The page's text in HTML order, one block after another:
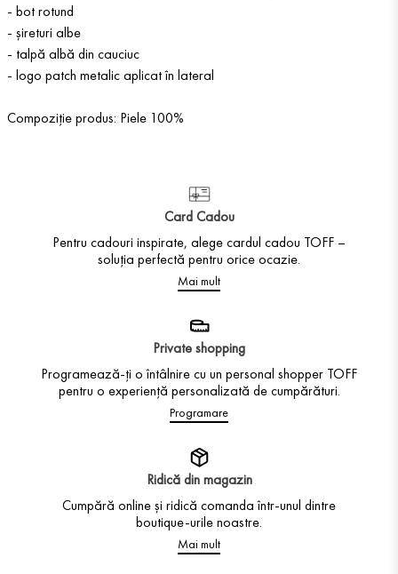
- bot rotund
- șireturi albe
- talpă albă din cauciuc
- logo patch metalic aplicat în lateral
Compoziție produs: Piele 100%
Card Cadou
Pentru cadouri inspirate, alege cardul cadou TOFF –
soluția perfectă pentru orice ocazie.
Mai mult
Private shopping
Programează-ți o întâlnire cu un personal shopper TOFF
pentru o experiență personalizată de cumpărături.
Programare
Ridică din magazin
Cumpără online și ridică comanda într-unul dintre
boutique-urile noastre.
Mai mult